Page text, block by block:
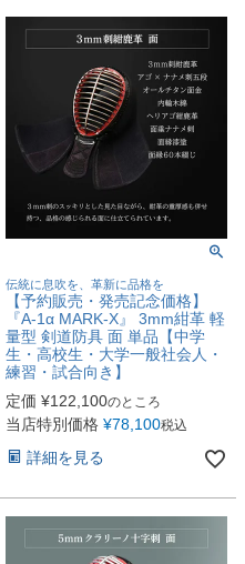
伝統に息吹を、革新に品格を
【予約販売・発売記念価格】
『A-1α MARK-X』 3mm紺革 軽
量型 剣道防具 面 単品【中学
生・高校生・大学一般社会人・
練習・試合向き】
定価 ¥122,100のところ
当店特別価格 ¥78,100税込
詳細を見る